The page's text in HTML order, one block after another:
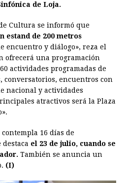
de Loja.
Cultura se informó que
estand de 200 metros
encuentro y diálogo», reza el
ofrecerá una programación
actividades programadas de
conversatorios, encuentros con
nacional y actividades
atractivos será la Plaza
16 días de
destaca el 23 de julio, cuando se
También se anuncia un
(I)